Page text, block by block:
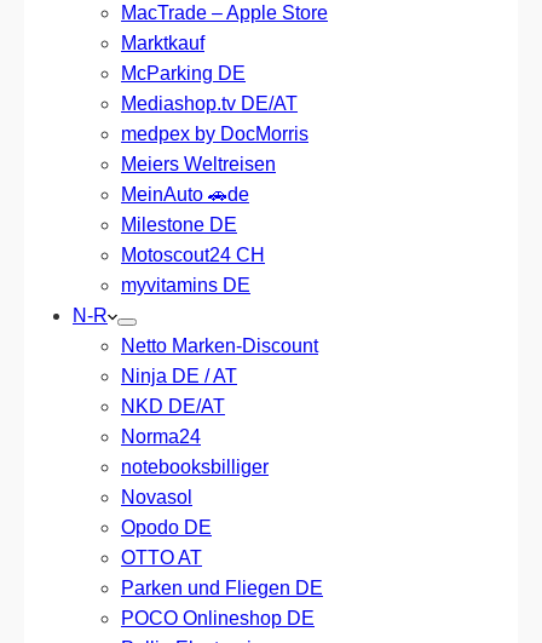
MacTrade – Apple Store
Marktkauf
McParking DE
Mediashop.tv DE/AT
medpex by DocMorris
Meiers Weltreisen
MeinAuto 🚗de
Milestone DE
Motoscout24 CH
myvitamins DE
N-R
Netto Marken-Discount
Ninja DE / AT
NKD DE/AT
Norma24
notebooksbilliger
Novasol
Opodo DE
OTTO AT
Parken und Fliegen DE
POCO Onlineshop DE